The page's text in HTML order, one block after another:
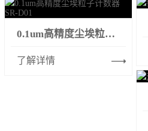
0.1um高精度尘埃粒子计数器SR-D01
了解详情